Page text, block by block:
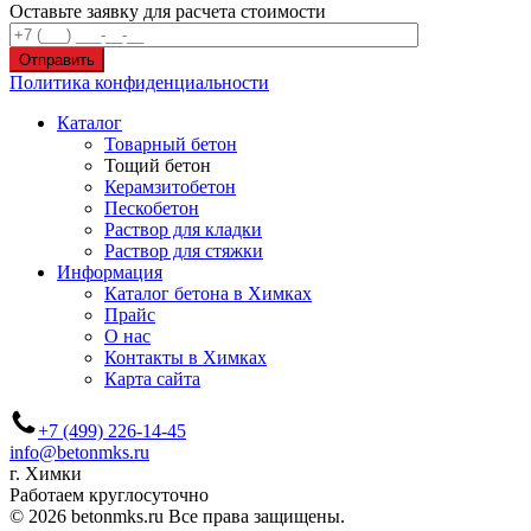
Оставьте заявку для расчета стоимости
Отправить
Политика конфиденциальности
Каталог
Товарный бетон
Тощий бетон
Керамзитобетон
Пескобетон
Раствор для кладки
Раствор для стяжки
Информация
Каталог бетона в Химках
Прайс
О нас
Контакты в Химках
Карта сайта
+7 (499) 226-14-45
info@betonmks.ru
г. Химки
Работаем круглосуточно
© 2026 betonmks.ru Все права защищены.